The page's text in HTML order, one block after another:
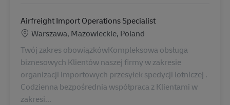
Airfreight Import Operations Specialist
Location
Warszawa, Mazowieckie, Poland
Twój zakres obowiązkówKompleksowa obsługa
biznesowych Klientów naszej firmy w zakresie
organizacji importowych przesyłek spedycji lotniczej .
Codzienna bezpośrednia współpraca z Klientami w
zakresi...